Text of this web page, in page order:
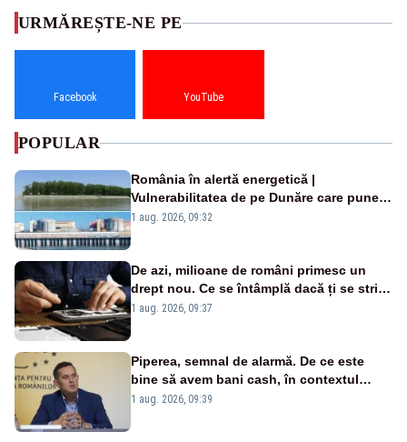
URMĂREȘTE-NE PE
Facebook YouTube
POPULAR
România în alertă energetică |
Vulnerabilitatea de pe Dunăre care pune
în pericol Centrala Cernavodă era
1 aug. 2026, 09:32
De azi, milioane de români primesc un
drept nou. Ce se întâmplă dacă ți se strică
un produs
1 aug. 2026, 09:37
Piperea, semnal de alarmă. De ce este
bine să avem bani cash, în contextul
alertei energetice?
1 aug. 2026, 09:39